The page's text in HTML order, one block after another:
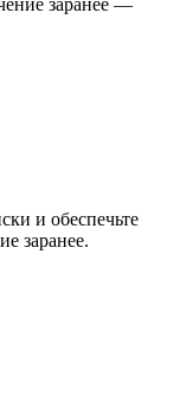
и обеспечьте
заранее.